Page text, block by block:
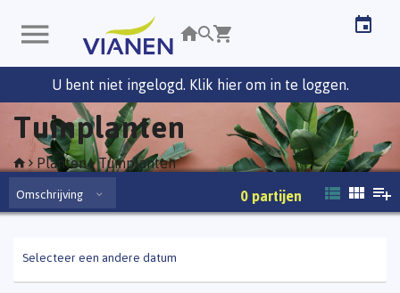
U bent niet ingelogd. Klik hier om in te loggen.
Tuinplanten
Planten Tuinplanten
Omschrijving 0 partijen
Selecteer een andere datum